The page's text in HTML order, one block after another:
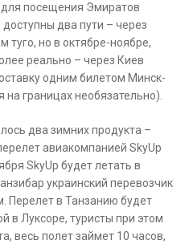
посещения Эмиратов
два пути – через
туго, но в октябре-ноябре,
реально – через Киев
одним билетом Минск-
границах необязательно).
два зимних продукта –
авиакомпанией SkyUp
SkyUp будет летать в
украинский перевозчик
Перелет в Танзанию будет
в Луксоре, туристы при этом
весь полет займет 10 часов,